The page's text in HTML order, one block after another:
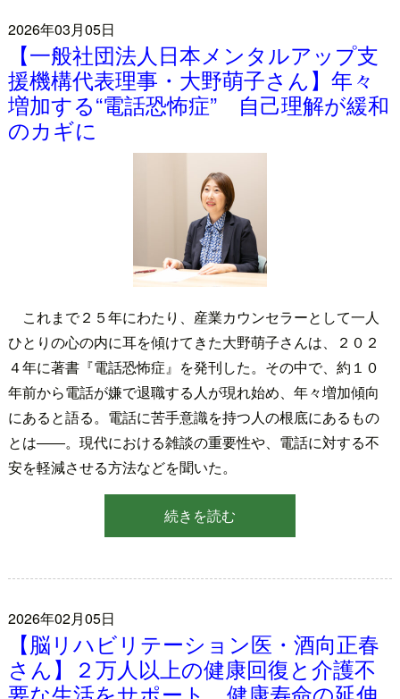
2026年03月05日
【一般社団法人日本メンタルアップ支
援機構代表理事・大野萌子さん】年々
増加する“電話恐怖症” 自己理解が緩和
のカギに
これまで２５年にわたり、産業カウンセラーとして一人
ひとりの心の内に耳を傾けてきた大野萌子さんは、２０２
４年に著書『電話恐怖症』を発刊した。その中で、約１０
年前から電話が嫌で退職する人が現れ始め、年々増加傾向
にあると語る。電話に苦手意識を持つ人の根底にあるもの
とは――。現代における雑談の重要性や、電話に対する不
安を軽減させる方法などを聞いた。
続きを読む
2026年02月05日
【脳リハビリテーション医・酒向正春
さん】２万人以上の健康回復と介護不